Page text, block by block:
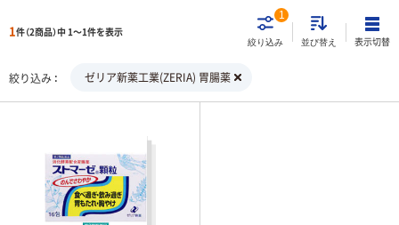
1件（2商品）中 1～1件を表示
絞り込み
1
並び替え 表示切替
絞り込み ゼリア新薬工業(ZERIA) 胃腸薬